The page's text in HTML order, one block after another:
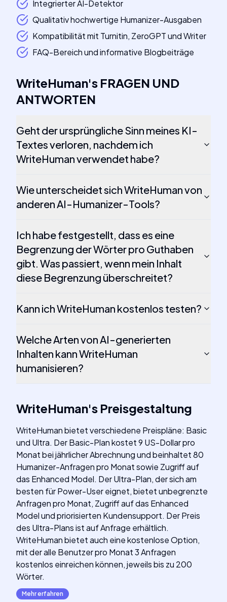
Integrierter AI-Detektor
Qualitativ hochwertige Humanizer-Ausgaben
Kompatibilität mit Turnitin, ZeroGPT und Writer
FAQ-Bereich und informative Blogbeiträge
WriteHuman's FRAGEN UND
ANTWORTEN
Geht der ursprüngliche Sinn meines KI-
Textes verloren, nachdem ich
WriteHuman verwendet habe?
Wie unterscheidet sich WriteHuman von
anderen AI-Humanizer-Tools?
Ich habe festgestellt, dass es eine
Begrenzung der Wörter pro Guthaben
gibt. Was passiert, wenn mein Inhalt
diese Begrenzung überschreitet?
Kann ich WriteHuman kostenlos testen?
Welche Arten von AI-generierten
Inhalten kann WriteHuman
humanisieren?
WriteHuman's Preisgestaltung
WriteHuman bietet verschiedene Preispläne: Basic
und Ultra. Der Basic-Plan kostet 9 US-Dollar pro
Monat bei jährlicher Abrechnung und beinhaltet 80
Humanizer-Anfragen pro Monat sowie Zugriff auf
das Enhanced Model. Der Ultra-Plan, der sich am
besten für Power-User eignet, bietet unbegrenzte
Anfragen pro Monat, Zugriff auf das Enhanced
Model und priorisierten Kundensupport. Der Preis
des Ultra-Plans ist auf Anfrage erhältlich.
WriteHuman bietet auch eine kostenlose Option,
mit der alle Benutzer pro Monat 3 Anfragen
kostenlos einreichen können, jeweils bis zu 200
Wörter.
Mehr erfahren